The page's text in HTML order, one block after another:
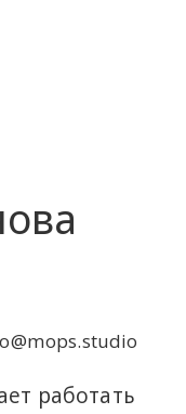
работать